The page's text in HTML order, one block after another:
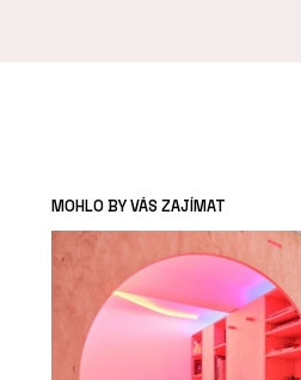
MOHLO BY VÁS ZAJÍMAT